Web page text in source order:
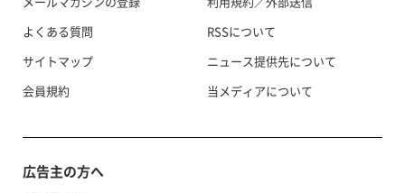
よくある質問
サイトマップ
会員規約
RSSについて
ニュース提供先について
当メディアについて
広告主の方へ